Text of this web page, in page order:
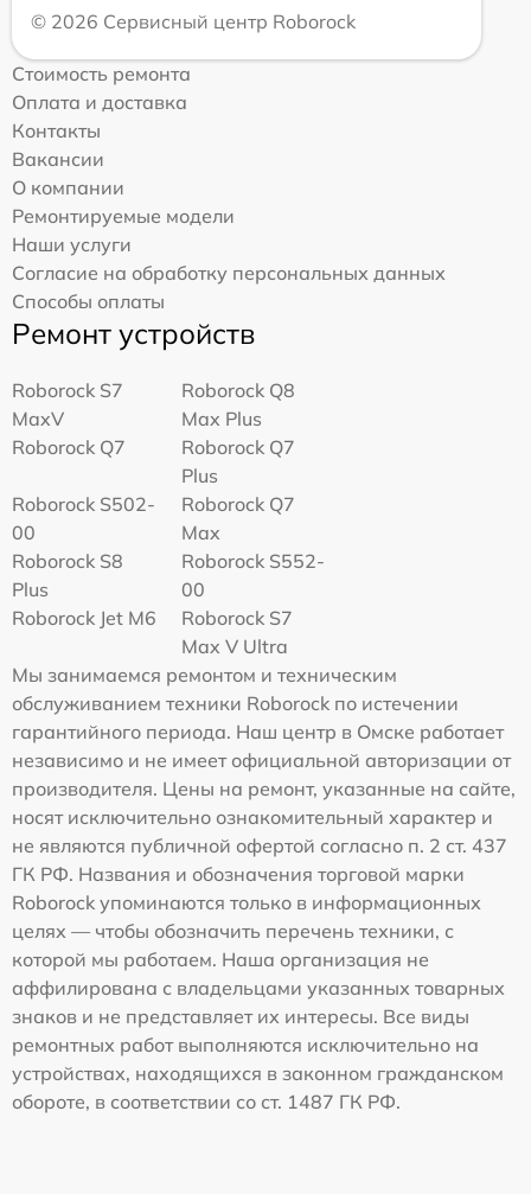
© 2026 Сервисный центр Roborock
Стоимость ремонта
Оплата и доставка
Контакты
Вакансии
О компании
Ремонтируемые модели
Наши услуги
Согласие на обработку персональных данных
Способы оплаты
Ремонт устройств
Roborock S7
MaxV
Roborock Q8
Max Plus
Roborock Q7
Roborock Q7
Plus
Roborock S502-
00
Roborock Q7
Max
Roborock S8
Plus
Roborock S552-
00
Roborock Jet M6
Roborock S7
Max V Ultra
Мы занимаемся ремонтом и техническим
обслуживанием техники Roborock по истечении
гарантийного периода. Наш центр в Омске работает
независимо и не имеет официальной авторизации от
производителя. Цены на ремонт, указанные на сайте,
носят исключительно ознакомительный характер и
не являются публичной офертой согласно п. 2 ст. 437
ГК РФ. Названия и обозначения торговой марки
Roborock упоминаются только в информационных
целях — чтобы обозначить перечень техники, с
которой мы работаем. Наша организация не
аффилирована с владельцами указанных товарных
знаков и не представляет их интересы. Все виды
ремонтных работ выполняются исключительно на
устройствах, находящихся в законном гражданском
обороте, в соответствии со ст. 1487 ГК РФ.